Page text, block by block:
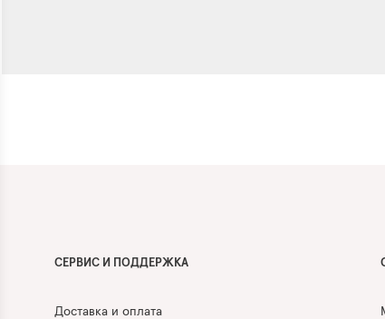
СЕРВИС И ПОДДЕРЖКА
Доставка и оплата